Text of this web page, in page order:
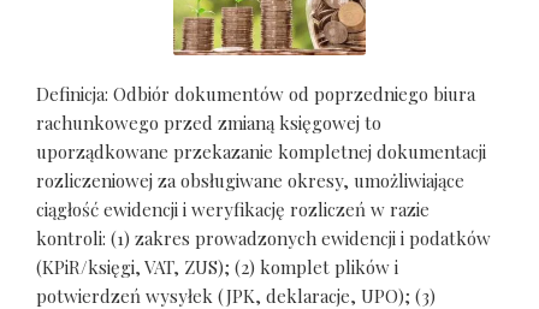
Definicja: Odbiór dokumentów od poprzedniego biura
rachunkowego przed zmianą księgowej to
uporządkowane przekazanie kompletnej dokumentacji
rozliczeniowej za obsługiwane okresy, umożliwiające
ciągłość ewidencji i weryfikację rozliczeń w razie
kontroli: (1) zakres prowadzonych ewidencji i podatków
(KPiR/księgi, VAT, ZUS); (2) komplet plików i
potwierdzeń wysyłek (JPK, deklaracje, UPO); (3)